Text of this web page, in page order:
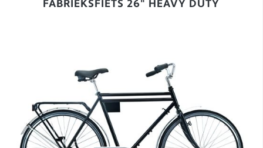
FABRIEKSFIETS 26" HEAVY DUTY